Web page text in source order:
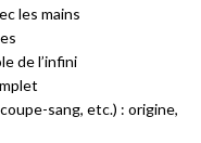
les mains
de l’infini
sang, etc.) : origine,